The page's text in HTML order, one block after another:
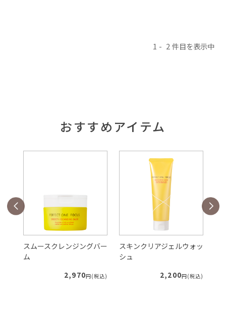
1 2
おすすめアイテム
スムースクレンジングバー
ム
2,970円(税込)
スキンクリアジェルウォッ
シュ
2,200円(税込)